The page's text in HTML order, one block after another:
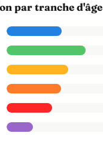
par tranche d'âge